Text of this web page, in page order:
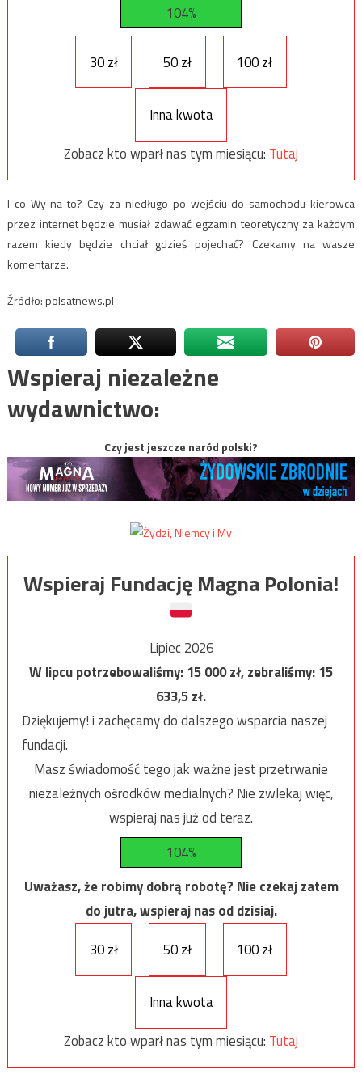
104%
30 zł 50 zł 100 zł
Inna kwota
Zobacz kto wparł nas tym miesiącu: Tutaj
I co Wy na to? Czy za niedługo po wejściu do samochodu kierowca
przez internet będzie musiał zdawać egzamin teoretyczny za każdym
razem kiedy będzie chciał gdzieś pojechać? Czekamy na wasze
komentarze.
Źródło: polsatnews.pl
Wspieraj niezależne
wydawnictwo:
Czy jest jeszcze naród polski?
Wspieraj Fundację Magna Polonia!
Lipiec 2026
W lipcu potrzebowaliśmy:15 000zł, zebraliśmy:15
633,5zł.
Dziękujemy! i zachęcamy do dalszego wsparcia naszej
fundacji.
Masz świadomość tego jak ważne jest przetrwanie
niezależnych ośrodków medialnych? Nie zwlekaj więc,
wspieraj nas już od teraz.
104%
Uważasz, że robimy dobrą robotę? Nie czekaj zatem
do jutra, wspieraj nas od dzisiaj.
30 zł
50 zł 100 zł
Inna kwota
Zobacz kto wparł nas tym miesiącu: Tutaj